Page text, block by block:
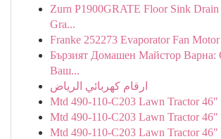
Zurn P1900GRATE Floor Sink
Gra...
Franke 252273 Evaporator Fan
Бързият Домашен Майстор Варна:
Ваш...
ارقام كهربائي الرياض
Mtd 490-110-C203 Lawn Tractor 46"
Mtd 490-110-C203 Lawn Tractor 46"
Mtd 490-110-C203 Lawn Tractor 46"